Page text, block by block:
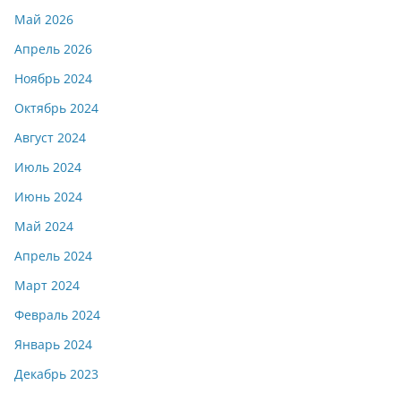
Май 2026
Апрель 2026
Ноябрь 2024
Октябрь 2024
Август 2024
Июль 2024
Июнь 2024
Май 2024
Апрель 2024
Март 2024
Февраль 2024
Январь 2024
Декабрь 2023